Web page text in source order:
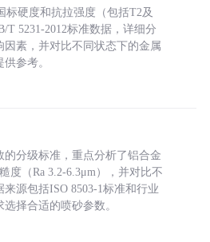
标硬度和抗拉强度（包括T2及
T 5231-2012标准数据，详细分
素，并对比不同状态下的金属
参考。
分级标准，重点分析了铝合金
度（Ra 3.2-6.3μm），并对比不
源包括ISO 8503-1标准和行业
择合适的喷砂参数。